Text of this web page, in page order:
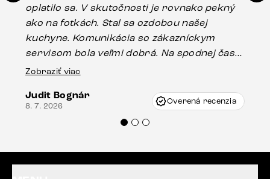
oplatilo sa. V skutočnosti je rovnako pekný
ako na fotkách. Stal sa ozdobou našej
kuchyne. Komunikácia so zákazníckym
servisom bola veľmi dobrá. Na spodnej časti
stola bolo malé poškodenie, pravdepodobne
Vincze pri riešení mojej záležitosti pristúpili
veľmi korektne. Odporúčam produkty Delife
Zobraziť viac
Judit Bognár
8. 7. 2026 Overená recenzia